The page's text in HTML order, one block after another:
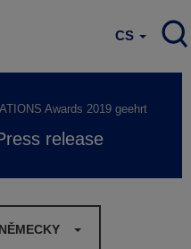
CS
Awards 2019 geehrt
release
NĚMECKY